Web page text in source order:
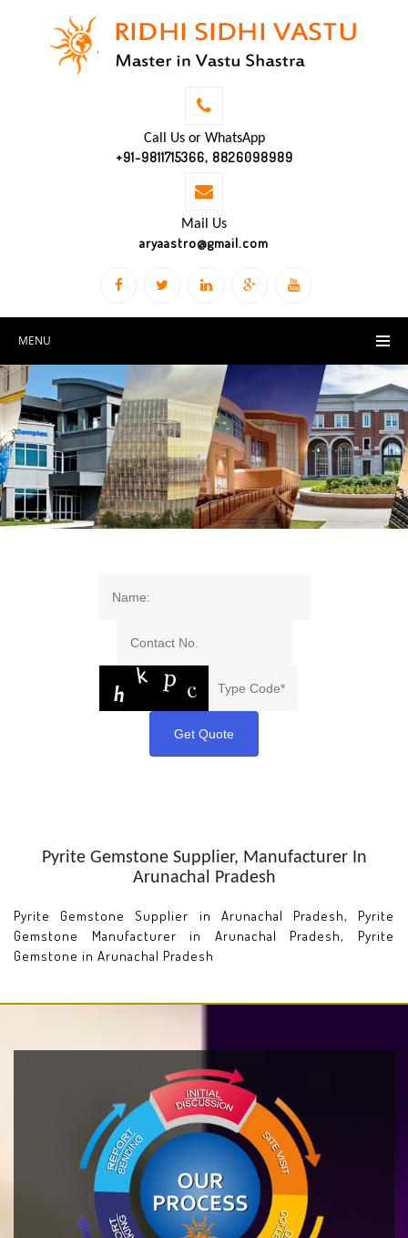
Call Us or WhatsApp
+91-9811715366, 8826098989
Mail Us
aryaastro@gmail.com
MENU
Get Quote
Pyrite Gemstone Supplier, Manufacturer In
Arunachal Pradesh
Pyrite Gemstone Supplier in Arunachal Pradesh, Pyrite
Gemstone Manufacturer in Arunachal Pradesh, Pyrite
Gemstone in Arunachal Pradesh